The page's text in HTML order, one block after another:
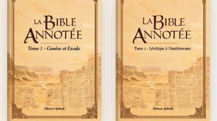
théologie et chercheurs bibliques.
Accédez immédiatement à cette référence théologique
incontournable